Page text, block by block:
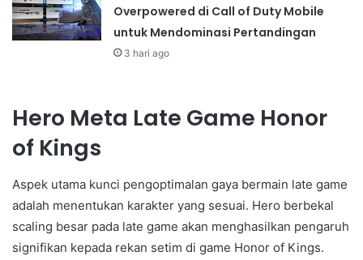
Overpowered di Call of Duty Mobile
untuk Mendominasi Pertandingan
3 hari ago
Hero Meta Late Game Honor
of Kings
Aspek utama kunci pengoptimalan gaya bermain late game
adalah menentukan karakter yang sesuai. Hero berbekal
scaling besar pada late game akan menghasilkan pengaruh
signifikan kepada rekan setim di game Honor of Kings.